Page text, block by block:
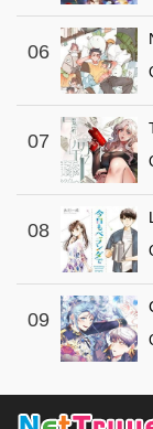
Chapter 51
Chapter 50
Chapter 49
Chapter 48
Chapter 47
Chapter 46
Chapter 45
Chapter 44
Chapter 43
Chapter 42
Chapter 40
06
07
08
09